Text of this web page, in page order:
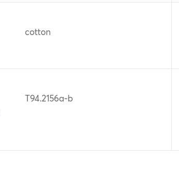
cotton
T94.2156a-b